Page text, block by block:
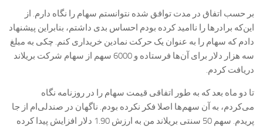
بر حسب اتفاق در مدت توافق شده نتوانستم سهام را نگاه دارم. از
این‌که برادرها را ناامید کرده بودم احساس بدی داشتم، بنابراین پیشنهاد
دادم که سهام را به عنوان یک حرکت نمادین خریداری کنم. چکی به مبلغ
سه هزار دلار برای آن‌ها فرستاده و 6000 سهم از سهام شرکت بریلاند
دریافت کردم.
تا دو ماه بعد که به طور اتفاقی قیمت سهام را در روزنامه نگاه
می‌کردم، به آن سهم‌ها اصلا فکر نکرده بودم. ناگهان در صندلی‌ام از جا
پریدم. سهم 50 سنتی بریلاند من به ارزش 1.90 دلار افزایش پیدا کرده